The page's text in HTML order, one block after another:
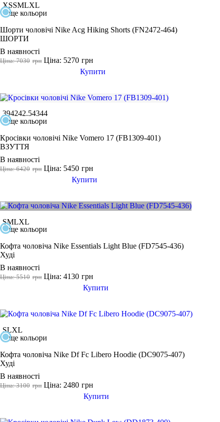
Показати більше
Виробник
Under Armour
XSSMLXL
ще кольори
Шорти чоловічі Nike Acg Hiking Shorts (FN2472-464)
ШОРТИ
В наявності
грн
Ціна: 7030 грн
Ціна: 5270
Купити
394242.54344
ще кольори
Кросівки чоловічі Nike Vomero 17 (FB1309-401)
ВЗУТТЯ
В наявності
грн
Ціна: 6420 грн
Ціна: 5450
Купити
SMLXL
ще кольори
Кофта чоловіча Nike Essentials Light Blue (FD7545-436)
Худі
В наявності
грн
Ціна: 5510 грн
Ціна: 4130
Купити
SLXL
ще кольори
Кофта чоловіча Nike Df Fc Libero Hoodie (DC9075-407)
Худі
В наявності
грн
Ціна: 3100 грн
Ціна: 2480
Купити